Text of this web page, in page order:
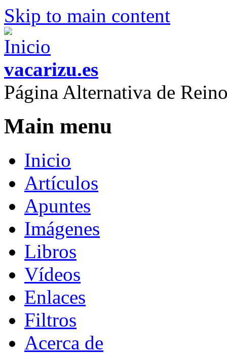
Skip to main content
vacarizu.es
Página Alternativa de
Main menu
Inicio
Artículos
Apuntes
Imágenes
Libros
Vídeos
Enlaces
Filtros
Acerca de